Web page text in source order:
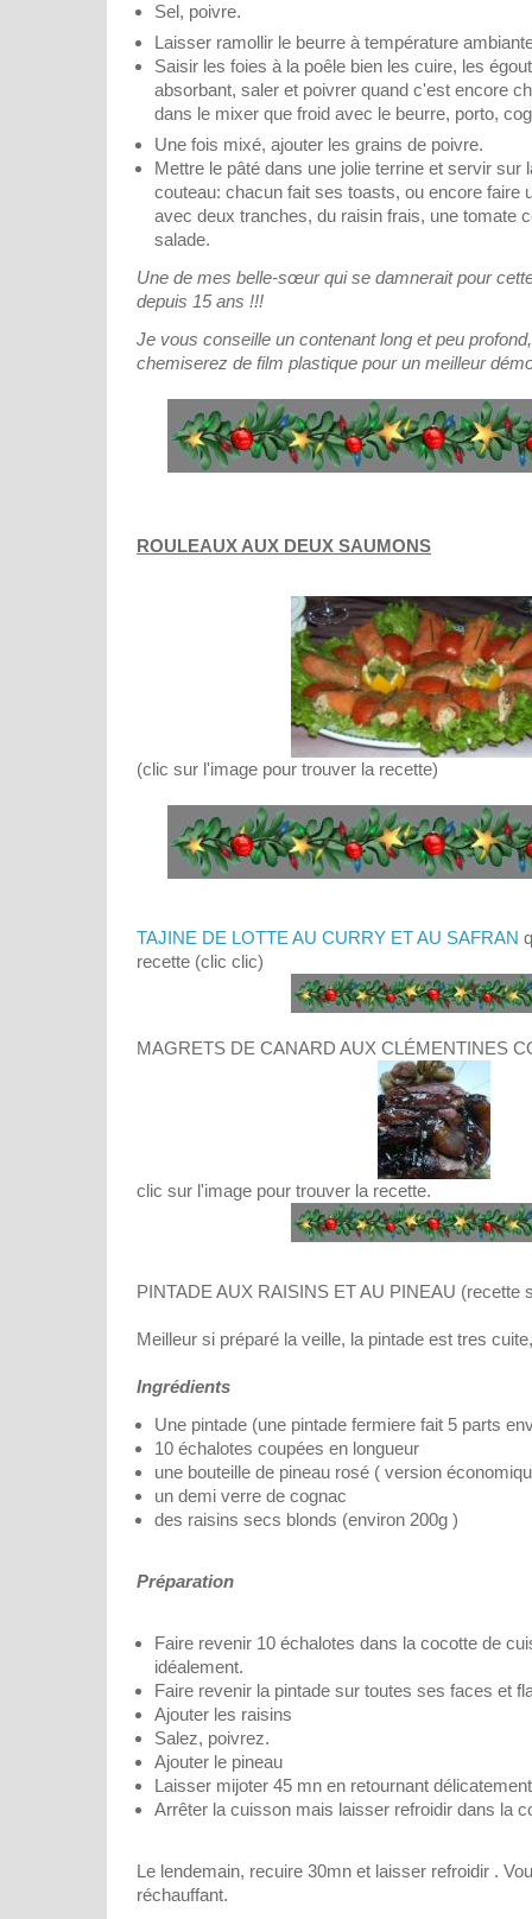
Sel, poivre.
Laisser ramollir le beurre à température
Saisir les foies à la poêle bien les cuire, les
absorbant, saler et poivrer quand c'est encore
dans le mixer que froid avec le beurre, porto,
Une fois mixé, ajouter les grains de poivre.
Mettre le pâté dans une jolie terrine et servir sur
couteau: chacun fait ses toasts, ou encore faire
avec deux tranches, du raisin frais, une tomate
salade.
Une de mes belle-sœur qui se damnerait pour
depuis 15 ans !!!
Je vous conseille un contenant long et peu
chemiserez de film plastique pour un meilleur
ROULEAUX AUX DEUX SAUMONS
(clic sur l'image pour trouver la recette)
TAJINE DE LOTTE AU CURRY ET AU SAFRAN
recette (clic clic)
MAGRETS DE CANARD AUX CLÉMENTINES
clic sur l'image pour trouver la recette.
PINTADE AUX RAISINS ET AU PINEAU (recette
Meilleur si préparé la veille, la pintade est tres
Ingrédients
Une pintade (une pintade fermiere fait 5 parts
10 échalotes coupées en longueur
une bouteille de pineau rosé ( version
un demi verre de cognac
des raisins secs blonds (environ 200g )
Préparation
Faire revenir 10 échalotes dans la cocotte de
idéalement.
Faire revenir la pintade sur toutes ses faces et
Ajouter les raisins
Salez, poivrez.
Ajouter le pineau
Laisser mijoter 45 mn en retournant
Arrêter la cuisson mais laisser refroidir dans la
Le lendemain, recuire 30mn et laisser refroidir .
réchauffant.